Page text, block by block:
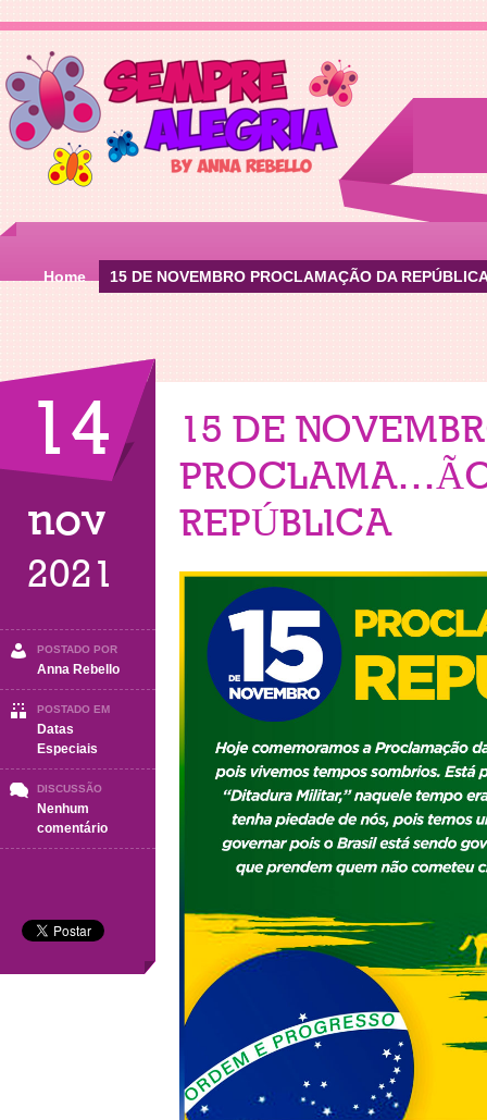
Home 15 DE NOVEMBRO PROCLAMAÇÃO DA
14
nov
2021
POSTADO POR
Anna Rebello
POSTADO EM
Datas
Especiais
DISCUSSÃO
Nenhum
comentárioem
15
15 DE
REPÚBLICA